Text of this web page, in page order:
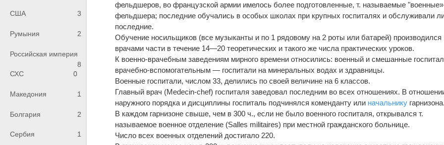
США 3
Румыния 2
Российская империя
8
СХС
0
Македония 1
Болгария 2
Сербия 1
фельдшеров, во французской армии имелось более подготовленные, т. называемые "военные»
фельдшера; последние обучались в особых школах при крупных госпиталях и обслуживали
последние.
Обучение носильщиков (все музыканты и по 1 рядовому на 2 роты или батарей) производился
врачами части в течение 14—20 теоретических и такого же числа практических уроков.
К военно-врачебным заведениям мирного времени относились: военный и смешанные
врачебно-вспомогательным — госпитали на минеральных водах и здравницы.
Военные госпитали, числом 33, делились по своей величине на 6 классов.
Главный врач (Medecin-chef) госпиталя заведовал последним во всех отношениях. В
наружного порядка и дисциплины госпиталь подчинялся коменданту или начальнику гарнизона.
В каждом гарнизоне свыше, чем в 300 ч., если не было военного госпиталя, открывался т.
называемое военное отделение (Salles militaires) при местной гражданского больнице.
Число всех военных отделений достигало 220.